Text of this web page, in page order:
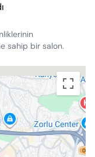
sahip bir salon.